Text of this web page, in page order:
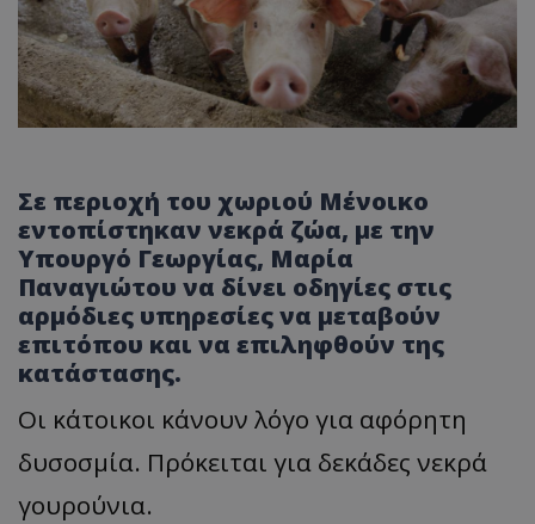
Σε περιοχή του χωριού Μένοικο
εντοπίστηκαν νεκρά ζώα, με την
Υπουργό Γεωργίας, Μαρία
Παναγιώτου να δίνει οδηγίες στις
αρμόδιες υπηρεσίες να μεταβούν
επιτόπου και να επιληφθούν της
κατάστασης.
Οι κάτοικοι κάνουν λόγο για αφόρητη
δυσοσμία. Πρόκειται για δεκάδες νεκρά
γουρούνια.